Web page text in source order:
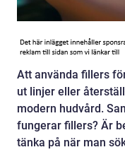
Att använda fillers
ut linjer eller
modern hudvård.
fungerar fillers? Är
tänka på när man